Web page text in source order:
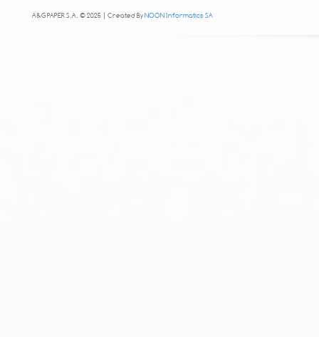
A&G PAPER S.A. © 2025 | Created ByNOON Informatics SA